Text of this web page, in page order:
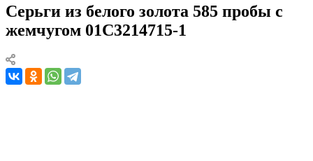
Серьги из белого золота 585 пробы с
жемчугом 01С3214715-1